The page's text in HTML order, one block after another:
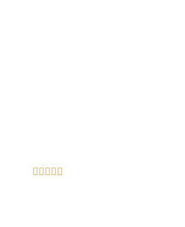
    